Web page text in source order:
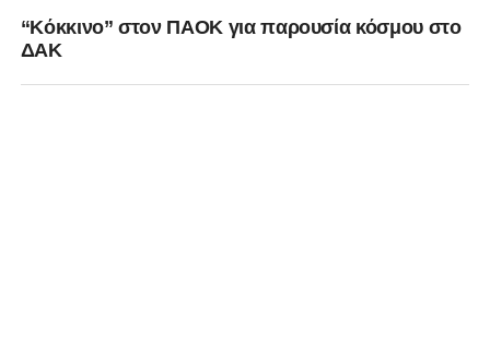
“Kόκκινο” στον ΠΑΟΚ για παρουσία κόσμου στο
ΔΑΚ